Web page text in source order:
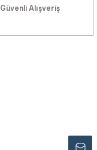
Güvenli Alışveriş